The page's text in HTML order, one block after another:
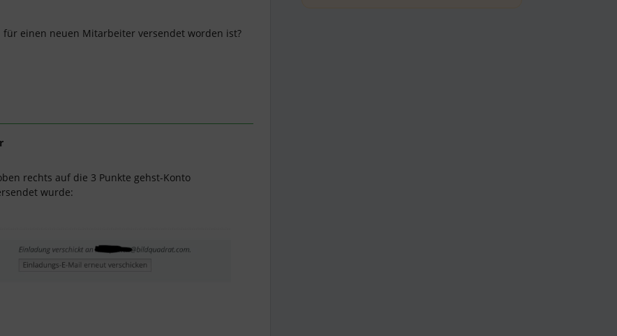
einen neuen Mitarbeiter versendet worden ist?
rechts auf die 3 Punkte gehst-Konto
wurde: